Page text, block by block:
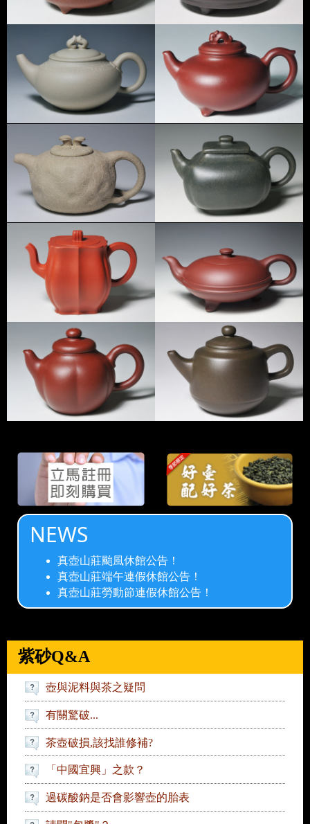
NEWS
真壺山莊颱風休館公告！
真壺山莊端午連假休館公告！
真壺山莊勞動節連假休館公告！
壺與泥料與茶之疑問
有關驚破...
茶壺破損,該找誰修補?
「中國宜興」之款？
過碳酸鈉是否會影響壺的胎表
請問"包漿"？